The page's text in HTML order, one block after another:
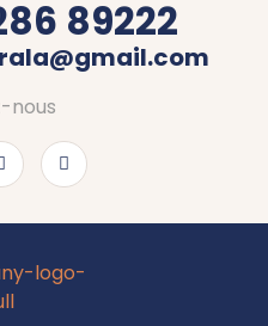
89222
nous